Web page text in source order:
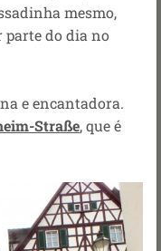
mesmo,
parte do dia no
e encantadora.
Straße, que é